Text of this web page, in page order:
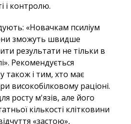
і контролю.
«Новачкам псиліум
зможуть швидше
результати не тільки в
Рекомендується
також і тим, хто має
високобілковому раціоні.
росту м'язів, але його
кількості клітковини
«застою»,